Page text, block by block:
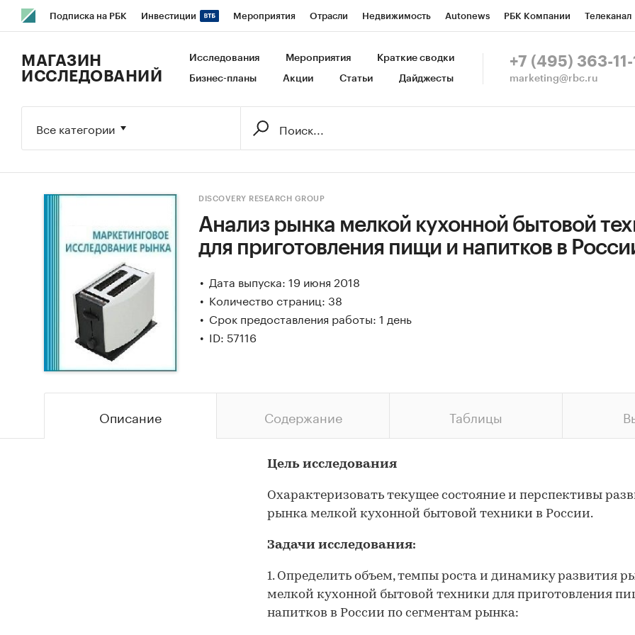
Подписка на РБК Инвестиции Мероприятия Отрасли Недвижимость Autonews РБК Компании Телеканал
Исследования Кредитные рейтинги Франшизы Газета Спецпроекты СПб Конференции СПб Спецпроекты
МАГАЗИН
ИССЛЕДОВАНИЙ
Исследования Мероприятия Краткие сводки
Бизнес-планы Акции Статьи Дайджесты
+7 (495) 363-11-
marketing@rbc.ru
Все категории
DISCOVERY RESEARCH GROUP
Анализ рынка мелкой кухонной бытовой
для приготовления пищи и напитков в
Дата выпуска: 19 июня 2018
Количество страниц: 38
Срок предоставления работы: 1 день
ID: 57116
Описание Содержание Таблицы
Цель исследования
Охарактеризовать текущее состояние и перспективы
рынка мелкой кухонной бытовой техники в России.
Задачи исследования:
1. Определить объем, темпы роста и динамику развития
мелкой кухонной бытовой техники для приготовления
напитков в России по сегментам рынка: